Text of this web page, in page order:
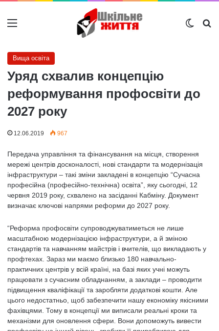
Меню
Вища освіта
Уряд схвалив концепцію
реформування профосвіти до
2027 року
12.06.2019 967
Передача управління та фінансування на місця, створення
мережі центрів досконалості, нові стандарти та модернізація
інфраструктури – такі зміни закладені в концепцію “Сучасна
професійна (професійно-технічна) освіта”, яку сьогодні, 12
червня 2019 року, схвалено на засіданні Кабміну. Документ
визначає ключові напрями реформи до 2027 року.
“Реформа профосвіти супроводжуватиметься не лише
масштабною модернізацією інфраструктури, а й зміною
стандартів та навчанням майстрів і вчителів, що викладають у
профтехах. Зараз ми маємо близько 180 навчально-
практичних центрів у всій країні, на базі яких учні можуть
працювати з сучасним обладнанням, а заклади – проводити
підвищення кваліфікації та заробляти додаткові кошти. Але
цього недостатньо, щоб забезпечити нашу економіку якісними
фахівцями. Тому в концепції ми виписали реальні кроки та
механізми для оновлення сфери. Вони допоможуть вивести